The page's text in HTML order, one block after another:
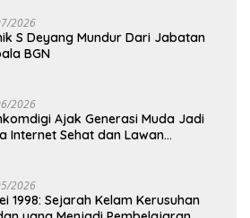
2026
S Deyang Mundur Dari Jabatan
BGN
2026
Ajak Generasi Muda Jadi
Internet Sehat dan Lawan
2026
1998: Sejarah Kelam Kerusuhan